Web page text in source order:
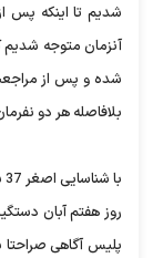
آنزمان متوجه شدیم
شده و پس از
بلافاصله هر دو
روز هفتم آبان
پلیس آگاهی